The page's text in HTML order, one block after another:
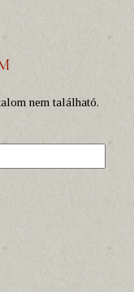
nem található.